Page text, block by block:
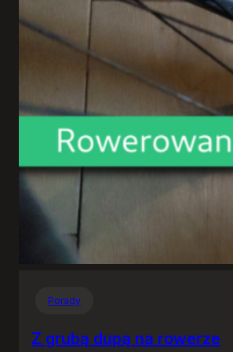
Porady
Z grubą dupą na rowerze